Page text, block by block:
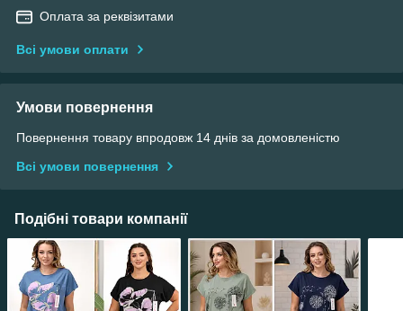
Оплата за реквізитами
Всі умови оплати
Умови повернення
Повернення товару впродовж 14 днів за домовленістю
Всі умови повернення
Подібні товари компанії